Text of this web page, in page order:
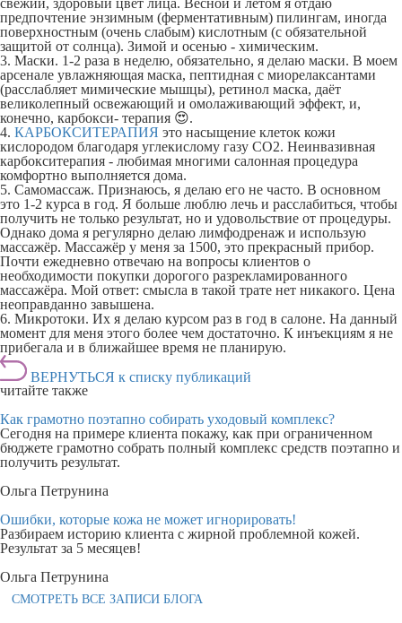
предпочтение энзимным (ферментативным) пилингам, иногда
поверхностным (очень слабым) кислотным (с обязательной
защитой от солнца). Зимой и осенью - химическим.
3. Маски. 1-2 раза в неделю, обязательно, я делаю маски. В моем
арсенале увлажняющая маска, пептидная с миорелаксантами
(расслабляет мимические мышцы), ретинол маска, даёт
великолепный освежающий и омолаживающий эффект, и,
конечно, карбокси- терапия 😍.
4. КАРБОКСИТЕРАПИЯ это насыщение клеток кожи
кислородом благодаря углекислому газу CO2. Неинвазивная
карбокситерапия - любимая многими салонная процедура
комфортно выполняется дома.
5. Самомассаж. Признаюсь, я делаю его не часто. В основном
это 1-2 курса в год. Я больше люблю лечь и расслабиться, чтобы
получить не только результат, но и удовольствие от процедуры.
Однако дома я регулярно делаю лимфодренаж и использую
массажёр. Массажёр у меня за 1500, это прекрасный прибор.
Почти ежедневно отвечаю на вопросы клиентов о
необходимости покупки дорогого разрекламированного
массажёра. Мой ответ: смысла в такой трате нет никакого. Цена
неоправданно завышена.
6. Микротоки. Их я делаю курсом раз в год в салоне. На данный
момент для меня этого более чем достаточно. К инъекциям я не
прибегала и в ближайшее время не планирую.
ВЕРНУТЬСЯ к списку публикаций
читайте также
Как грамотно поэтапно собирать уходовый комплекс?
Сегодня на примере клиента покажу, как при ограниченном
бюджете грамотно собрать полный комплекс средств поэтапно и
получить результат.
Ольга Петрунина
Ошибки, которые кожа не может игнорировать!
Разбираем историю клиента с жирной проблемной кожей.
Результат за 5 месяцев!
Ольга Петрунина
СМОТРЕТЬ ВСЕ ЗАПИСИ БЛОГА